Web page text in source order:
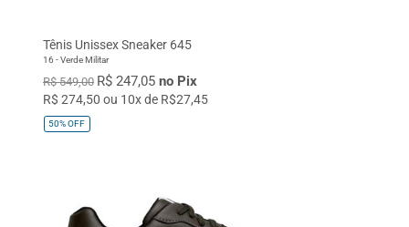
Tênis Unissex Sneaker 645
16 - Verde Militar
R$ 549,00 R$ 247,05 no Pix
R$ 274,50 ou 10x de R$27,45
50%OFF